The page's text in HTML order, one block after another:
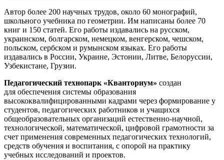
Автор более 200 научных трудов, около 60 монографий,
школьного учебника по геометрии. Им написаны более 70
книг и 150 статей. Его работы издавались на русском,
украинском, болгарском, немецком, венгерском, чешском,
польском, сербском и румынском языках. Его работы
издавались в России, Украине, Эстонии, Литве, Белоруссии,
Узбекистане, Грузии.
Педагогический технопарк «Кванториум» создан
для обеспечения системы образования
высококвалифицированными кадрами через формирование у
студентов, педагогических работников и учащихся
общеобразовательных организаций естественно-научной,
технологической, математической, цифровой грамотности за
счет применения современных педагогических технологий,
средств обучения и воспитания, с опорой на практику
учебных исследований и проектов.